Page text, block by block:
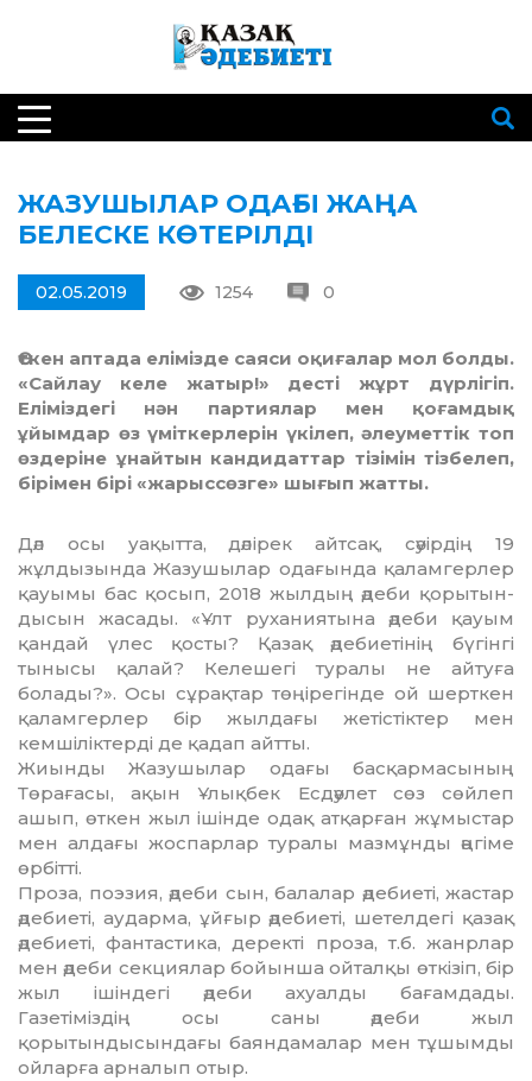
ЖАЗУШЫЛАР ОДАҒЫ ЖАҢА
БЕЛЕСКЕ КӨТЕРІЛДІ
02.05.2019 1254 0
Өткен аптада елімізде саяси оқиғалар мол болды.
«Сайлау келе жатыр!» десті жұрт дүрлігіп.
Еліміздегі нән партиялар мен қоғамдық
ұйымдар өз үміткерлерін үкілеп, әлеуметтік топ
өздеріне ұнайтын кандидаттар тізімін тізбелеп,
бірімен бірі «жарыссөзге» шығып жатты.
Дәл осы уақытта, дәлірек айтсақ, сәуірдің 19
жұлдызында Жазушылар одағында қаламгерлер
қауымы бас қосып, 2018 жылдың әдеби қорытын­
дысын жасады. «Ұлт руханиятына әдеби қауым
қандай үлес қосты? Қазақ әдебиетінің бүгінгі
тынысы қалай? Келешегі туралы не айтуға
болады?». Осы сұрақтар төңірегінде ой шерткен
қаламгерлер бір жылдағы жетістіктер мен
кемшіліктерді де қадап айтты.
Жиынды Жазушылар одағы басқармасының
Төрағасы, ақын Ұлықбек Есдәулет сөз сөйлеп
ашып, өткен жыл ішінде одақ атқарған жұмыстар
мен алдағы жоспарлар туралы мазмұнды әңгіме
өрбітті.
Проза, поэзия, әдеби сын, балалар әде­бие­ті, жастар
әдебиеті, аударма, ұйғыр әдебиеті, шетелдегі қазақ
әдебиеті, фантастика, деректі проза, т.б. жанрлар
мен әдеби секциялар бойынша ойталқы өткізіп, бір
жыл ішіндегі әдеби ахуалды бағамдады.
Газетіміздің осы саны әдеби жыл
қорытындысындағы баяндамалар мен тұшымды
ойларға арналып отыр.